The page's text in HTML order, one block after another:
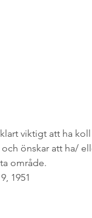
viktigt att ha
önskar att ha/
område.
1951